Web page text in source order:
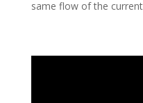
same flow of the